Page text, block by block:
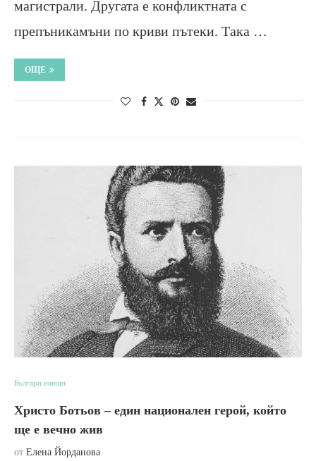
магистрали. Другата е конфликтната с
препъникамъни по криви пътеки. Така …
ОЩЕ
Българи юнаци
Христо Ботьов – един национален герой, който
ще е вечно жив
от Елена Йорданова